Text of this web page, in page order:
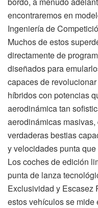
encontraremos en
Ingeniería de
Muchos de estos
directamente de
diseñados para
capaces de
híbridos con potencias
aerodinámica tan
aerodinámicas
verdaderas bestias
y velocidades punta
Los coches de edición
punta de lanza
Exclusividad y Escasez
estos vehículos se